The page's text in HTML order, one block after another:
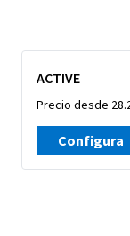
ACTIVE
Precio desde
Configura